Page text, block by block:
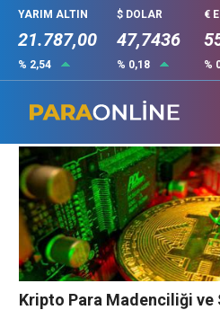
YARIM ALTIN
21.787,00
% 2,54
$ DOLAR
47,7436
% 0,18
€
%
madencilik
Kripto Para Madenciliği